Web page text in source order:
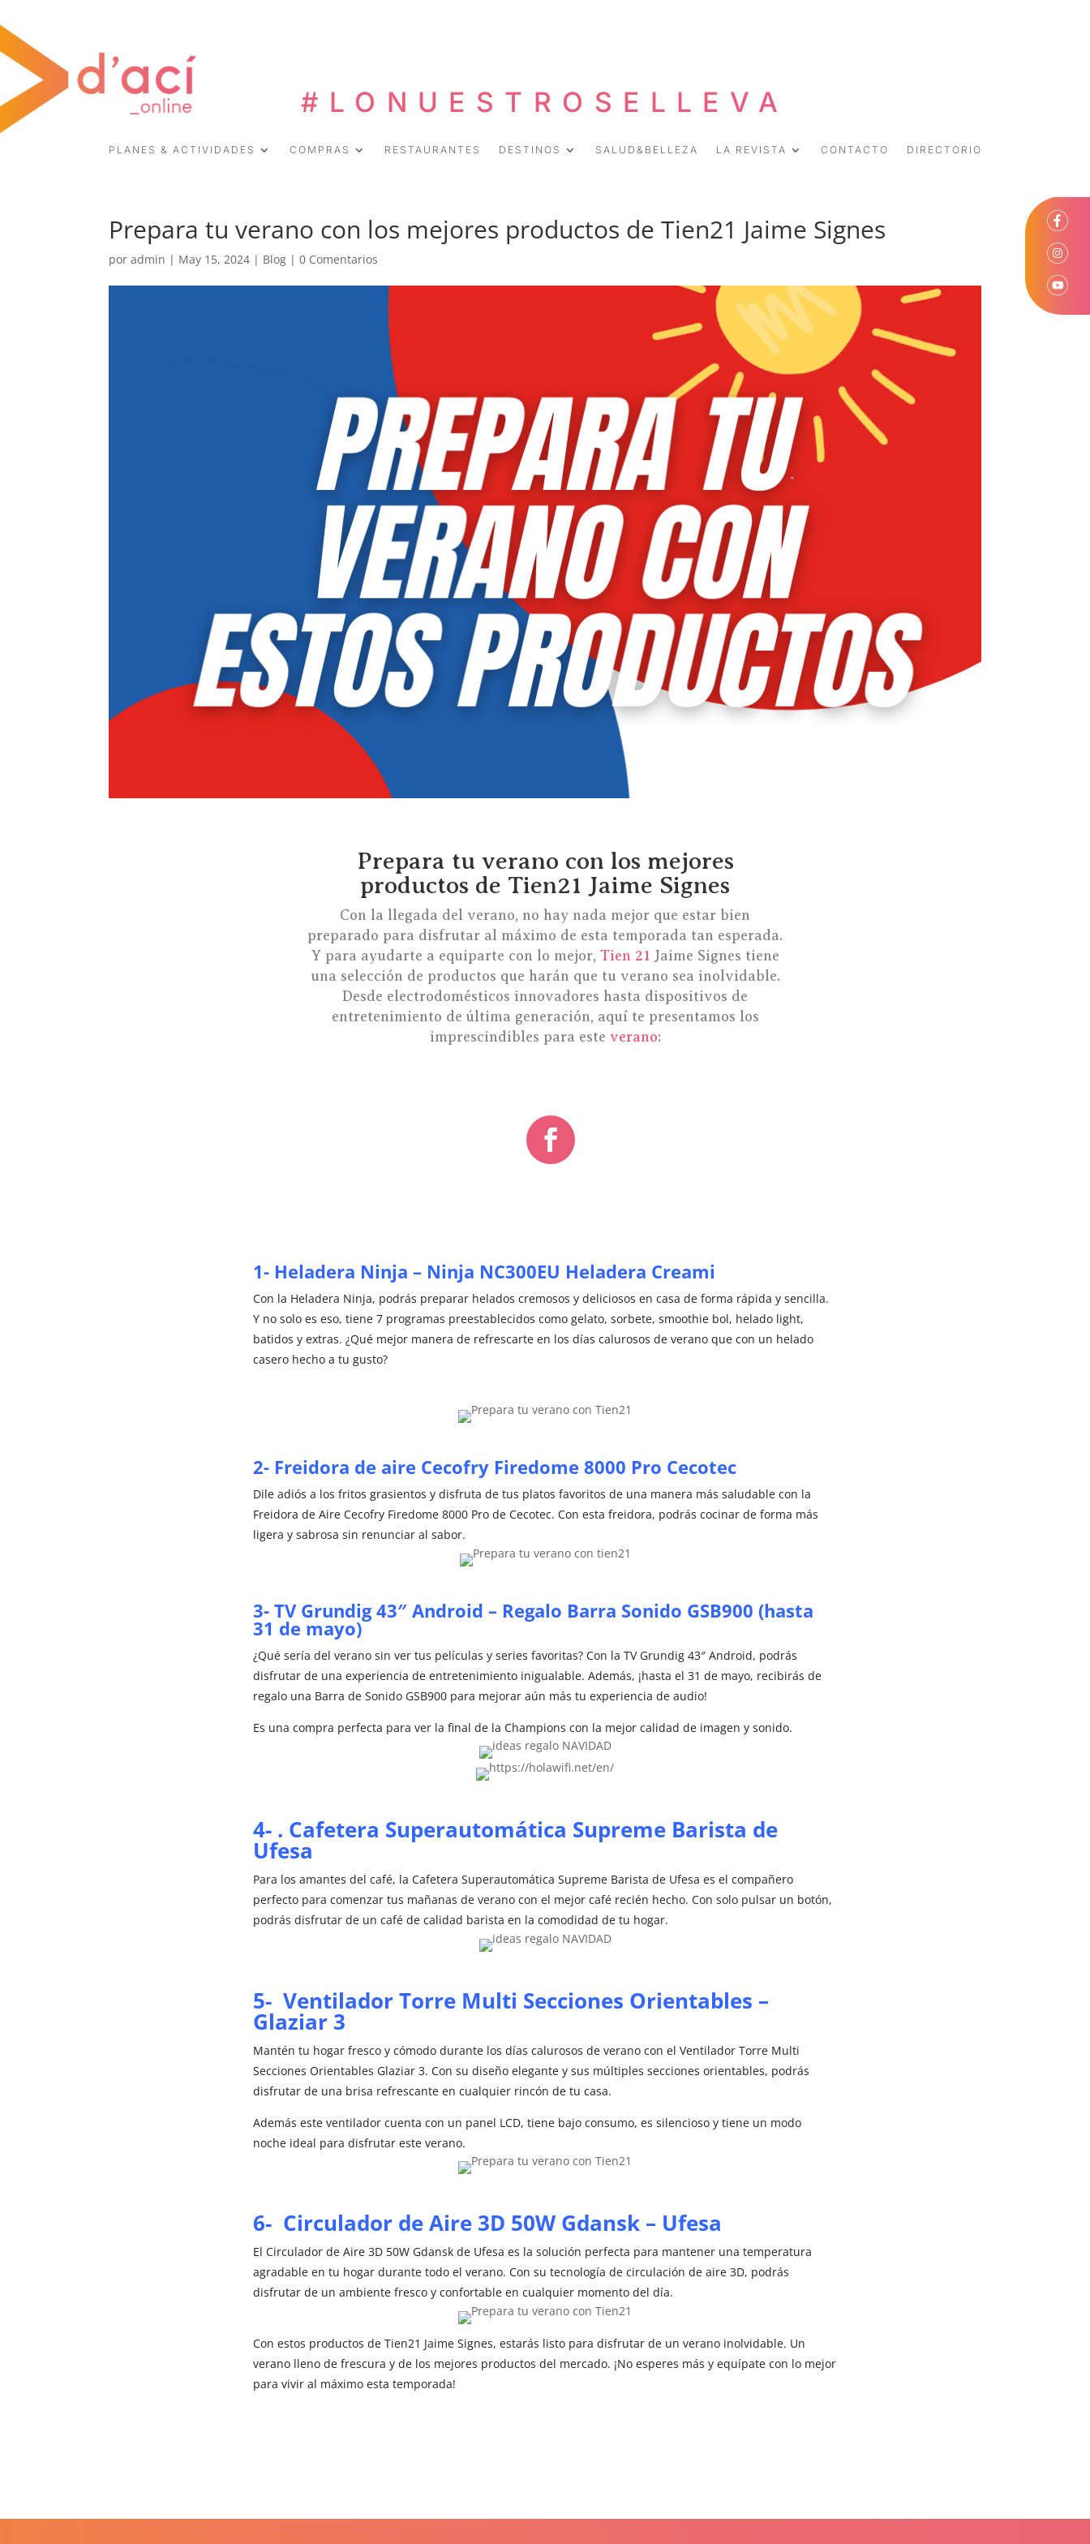
PLANES & ACTIVIDADES COMPRAS RESTAURANTES DESTINOS SALUD&BELLEZA LA REVISTA CONTACTO DIRECTORIO
#LONUESTROSELLEVA
Prepara tu verano con los mejores productos de Tien21 Jaime Signes
poradmin | May 15, 2024 | Blog |0 Comentarios
Prepara tu verano con los mejores
productos de Tien21 Jaime Signes
Con la llegada del verano, no hay nada mejor que estar bien
preparado para disfrutar al máximo de esta temporada tan esperada.
Y para ayudarte a equiparte con lo mejor, Tien 21 Jaime Signes tiene
una selección de productos que harán que tu verano sea inolvidable.
Desde electrodomésticos innovadores hasta dispositivos de
entretenimiento de última generación, aquí te presentamos los
imprescindibles para este verano:
1- Heladera Ninja – Ninja NC300EU Heladera Creami ​
Con la Heladera Ninja, podrás preparar helados cremosos y deliciosos en casa de forma rápida y sencilla.
Y no solo es eso, tiene 7 programas preestablecidos como gelato, sorbete, smoothie bol, helado light,
batidos y extras. ¿Qué mejor manera de refrescarte en los días calurosos de verano que con un helado
casero hecho a tu gusto?
2- Freidora de aire Cecofry Firedome 8000 Pro Cecotec​
Dile adiós a los fritos grasientos y disfruta de tus platos favoritos de una manera más saludable con la
Freidora de Aire Cecofry Firedome 8000 Pro de Cecotec. Con esta freidora, podrás cocinar de forma más
ligera y sabrosa sin renunciar al sabor.
3- TV Grundig 43″ Android – Regalo Barra Sonido GSB900 (hasta
31 de mayo) ​
¿Qué sería del verano sin ver tus películas y series favoritas? Con la TV Grundig 43″ Android, podrás
disfrutar de una experiencia de entretenimiento inigualable. Además, ¡hasta el 31 de mayo, recibirás de
regalo una Barra de Sonido GSB900 para mejorar aún más tu experiencia de audio!
Es una compra perfecta para ver la final de la Champions con la mejor calidad de imagen y sonido.
4- . Cafetera Superautomática Supreme Barista de
Ufesa ​
Para los amantes del café, la Cafetera Superautomática Supreme Barista de Ufesa es el compañero
perfecto para comenzar tus mañanas de verano con el mejor café recién hecho. Con solo pulsar un botón,
podrás disfrutar de un café de calidad barista en la comodidad de tu hogar.
5- Ventilador Torre Multi Secciones Orientables –
Glaziar 3
Mantén tu hogar fresco y cómodo durante los días calurosos de verano con el Ventilador Torre Multi
Secciones Orientables Glaziar 3. Con su diseño elegante y sus múltiples secciones orientables, podrás
disfrutar de una brisa refrescante en cualquier rincón de tu casa.
Además este ventilador cuenta con un panel LCD, tiene bajo consumo, es silencioso y tiene un modo
noche ideal para disfrutar este verano.
6- Circulador de Aire 3D 50W Gdansk – Ufesa
El Circulador de Aire 3D 50W Gdansk de Ufesa es la solución perfecta para mantener una temperatura
agradable en tu hogar durante todo el verano. Con su tecnología de circulación de aire 3D, podrás
disfrutar de un ambiente fresco y confortable en cualquier momento del día.
Con estos productos de Tien21 Jaime Signes, estarás listo para disfrutar de un verano inolvidable. Un
verano lleno de frescura y de los mejores productos del mercado. ¡No esperes más y equípate con lo mejor
para vivir al máximo esta temporada!